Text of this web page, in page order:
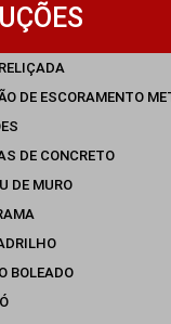
DE ESCORAMENTO
DE CONCRETO
DE MURO
BOLEADO